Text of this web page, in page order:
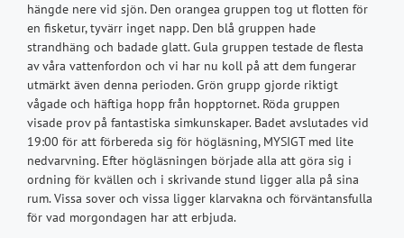
hängde nere vid sjön. Den orangea gruppen tog ut flotten för
en fisketur, tyvärr inget napp. Den blå gruppen hade
strandhäng och badade glatt. Gula gruppen testade de flesta
av våra vattenfordon och vi har nu koll på att dem fungerar
utmärkt även denna perioden. Grön grupp gjorde riktigt
vågade och häftiga hopp från hopptornet. Röda gruppen
visade prov på fantastiska simkunskaper. Badet avslutades vid
19:00 för att förbereda sig för högläsning, MYSIGT med lite
nedvarvning. Efter högläsningen började alla att göra sig i
ordning för kvällen och i skrivande stund ligger alla på sina
rum. Vissa sover och vissa ligger klarvakna och förväntansfulla
för vad morgondagen har att erbjuda.